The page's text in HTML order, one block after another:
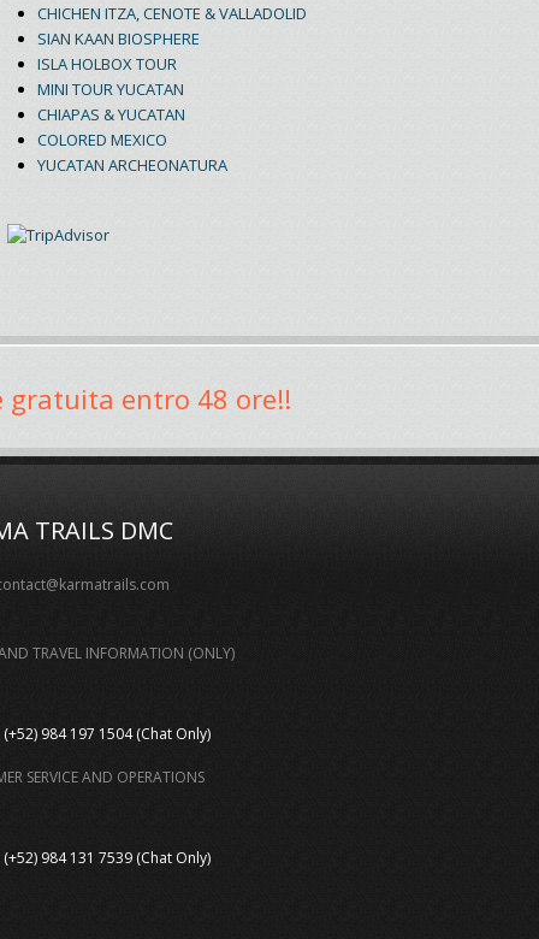
CHICHEN ITZA, CENOTE & VALLADOLID
SIAN KAAN BIOSPHERE
ISLA HOLBOX TOUR
MINI TOUR YUCATAN
CHIAPAS & YUCATAN
COLORED MEXICO
YUCATAN ARCHEONATURA
gratuita entro 48 ore!!
TRAILS DMC
TRAVEL INFORMATION (ONLY)
(+52) 984 197 1504 (Chat Only)
SERVICE AND OPERATIONS
(+52) 984 131 7539 (Chat Only)